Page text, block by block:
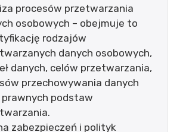
procesów przetwarzania
osobowych – obejmuje to
rodzajów
danych osobowych,
danych, celów przetwarzania,
przechowywania danych
prawnych podstaw
zabezpieczeń i polityk